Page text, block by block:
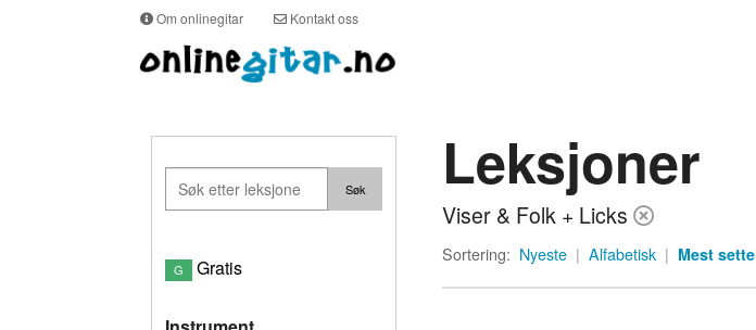
Om onlinegitar Kontakt oss
G Gratis
Leksjoner
Viser & Folk + Licks
Sortering: Nyeste | Alfabetisk | Mest sette